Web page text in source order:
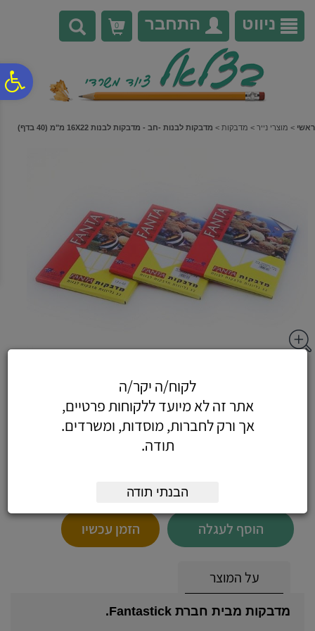
נגישות
אתר
המרכזי
ניווט התחבר 0
ראשי > מוצרי נייר > מדבקות > מדבקות לבנות -חב - מדבקות לבנות 16X22 מ"מ (40 בדף)
מ"מ (40 בדף)
הוסף לעגלה הזמן עכשיו
על המוצר
מדבקות מבית חברת Fantastick.
לקוח/ה יקר/ה
אתר זה לא מיועד ללקוחות פרטיים,
אך ורק לחברות, מוסדות, ומשרדים.
תודה.
הבנתי תודה